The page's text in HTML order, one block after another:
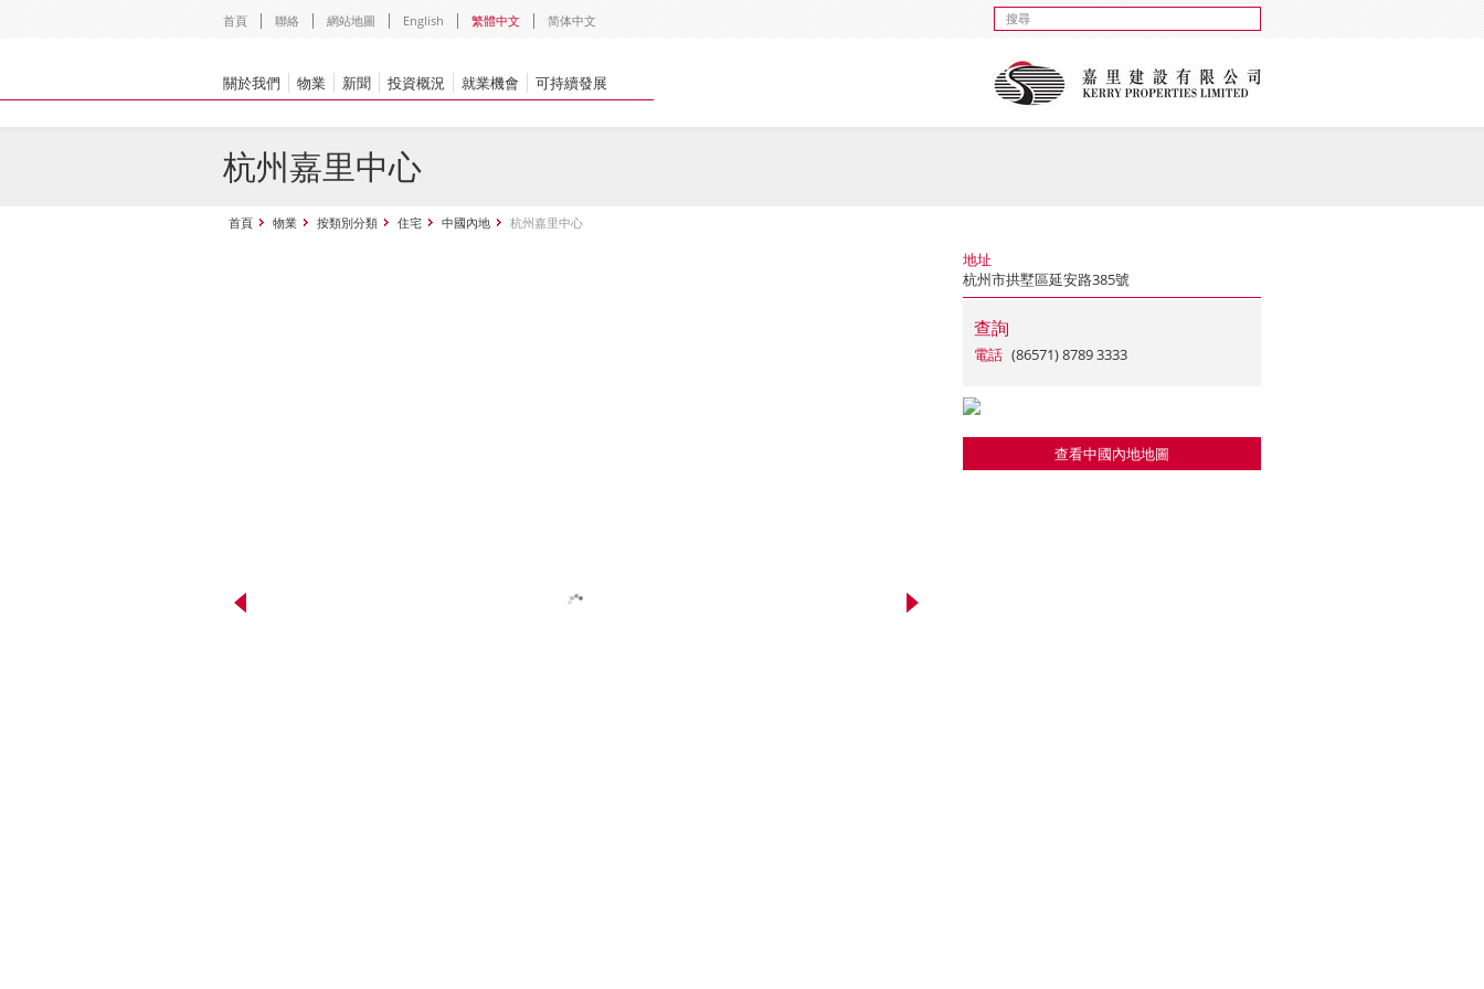
首頁 聯絡 網站地圖 English 繁體中文 简体中文
關於我們 物業 新聞 投資概況 就業機會 可持續發展
杭州嘉里中心
首頁 物業 按類別分類 住宅 中國內地 杭州嘉里中心
地址
杭州市拱墅區延安路385號
查詢
電話 (86571) 8789 3333
查看中國內地地圖